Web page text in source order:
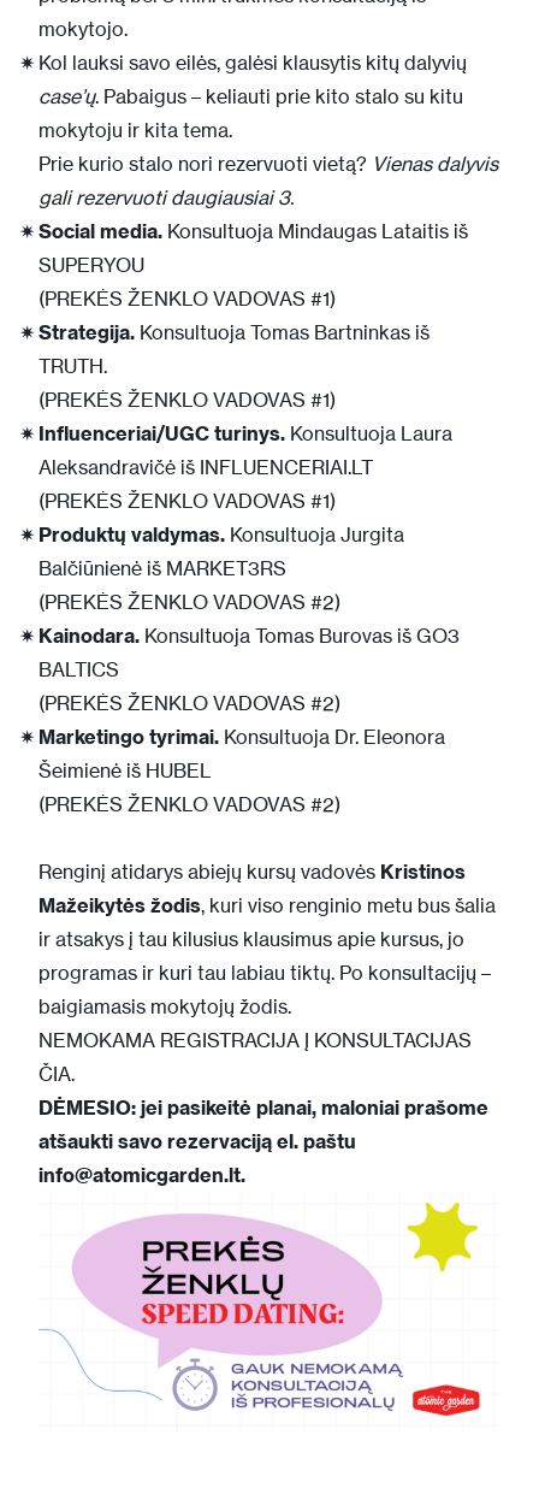
mokytojo.
Kol lauksi savo eilės, galėsi klausytis kitų dalyvių
case’ų. Pabaigus – keliauti prie kito stalo su kitu
mokytoju ir kita tema.
Prie kurio stalo nori rezervuoti vietą? Vienas dalyvis
gali rezervuoti daugiausiai 3.
Social media. Konsultuoja Mindaugas Lataitis iš
SUPERYOU
(PREKĖS ŽENKLO VADOVAS #1)
Strategija. Konsultuoja Tomas Bartninkas iš
TRUTH.
(PREKĖS ŽENKLO VADOVAS #1)
Influenceriai/UGC turinys. Konsultuoja Laura
Aleksandravičė iš INFLUENCERIAI.LT
(PREKĖS ŽENKLO VADOVAS #1)
Produktų valdymas. Konsultuoja Jurgita
Balčiūnienė iš MARKET3RS
(PREKĖS ŽENKLO VADOVAS #2)
Kainodara. Konsultuoja Tomas Burovas iš GO3
BALTICS
(PREKĖS ŽENKLO VADOVAS #2)
Marketingo tyrimai. Konsultuoja Dr. Eleonora
Šeimienė iš HUBEL
(PREKĖS ŽENKLO VADOVAS #2)
Renginį atidarys abiejų kursų vadovės Kristinos
Mažeikytės žodis, kuri viso renginio metu bus šalia
ir atsakys į tau kilusius klausimus apie kursus, jo
programas ir kuri tau labiau tiktų. Po konsultacijų –
baigiamasis mokytojų žodis.
NEMOKAMA REGISTRACIJA Į KONSULTACIJAS
ČIA.
DĖMESIO: jei pasikeitė planai, maloniai prašome
atšaukti savo rezervaciją el. paštu
info@atomicgarden.lt.